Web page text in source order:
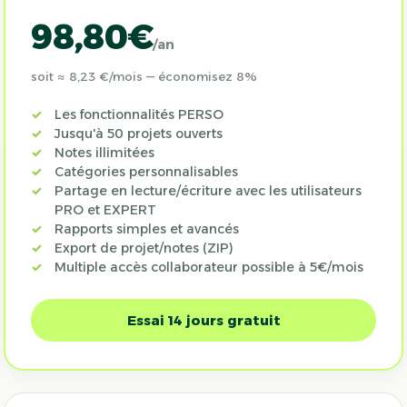
98,80€/an
soit ≈ 8,23 €/mois — économisez 8%
Les fonctionnalités PERSO
Jusqu'à 50 projets ouverts
Notes illimitées
Catégories personnalisables
Partage en lecture/écriture avec les utilisateurs
PRO et EXPERT
Rapports simples et avancés
Export de projet/notes (ZIP)
Multiple accès collaborateur possible à 5€/mois
Essai 14 jours gratuit